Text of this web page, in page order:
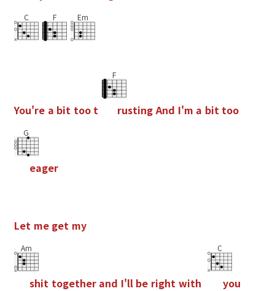
C F Em
You're a bit too t
F
rusting And I'm a bit too
G
eager
Let me get my
Am
shit together and I'll be right with
C
you